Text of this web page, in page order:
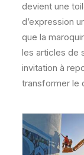
devient une
d’expression
que la
les articles de
invitation à
transformer le